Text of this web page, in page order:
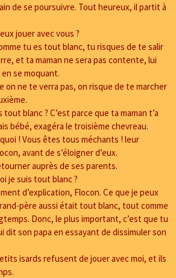
de se poursuivre. Tout heureux, il partit à
jouer avec vous ?
tu es tout blanc, tu risques de te salir
et ta maman ne sera pas contente, lui
se moquant.
on ne te verra pas, on risque de te marcher
blanc ? C’est parce que ta maman t’a
bébé, exagéra le troisième chevreau.
! Vous êtes tous méchants ! leur
avant de s’éloigner d’eux.
auprès de ses parents.
je suis tout blanc ?
d’explication, Flocon. Ce que je peux
père aussi était tout blanc, tout comme
Donc, le plus important, c’est que tu
dit son papa en essayant de dissimuler son
isards refusent de jouer avec moi, et ils